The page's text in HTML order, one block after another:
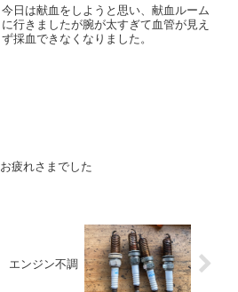
今日は献血をしようと思い、献血ルーム
に行きましたが腕が太すぎて血管が見え
ず採血できなくなりました。
お疲れさまでした
エンジン不調